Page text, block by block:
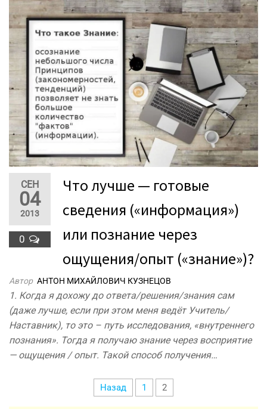
СЕН
04
2013
0
Что лучше — готовые
сведения («информация»)
или познание через
ощущения/опыт («знание»)?
Автор АНТОН МИХАЙЛОВИЧ КУЗНЕЦОВ
1. Когда я дохожу до ответа/решения/знания сам
(даже лучше, если при этом меня ведёт Учитель/
Наставник), то это – путь исследования, «внутреннего
познания». Тогда я получаю знание через восприятие
— ощущения / опыт. Такой способ получения…
Назад 1 2